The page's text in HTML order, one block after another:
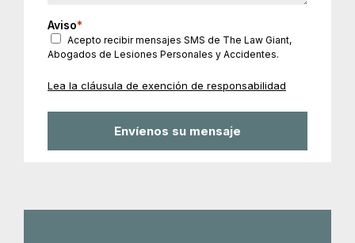
Aviso*
Acepto recibir mensajes SMS de The Law Giant,
Abogados de Lesiones Personales y Accidentes.
Lea la cláusula de exención de responsabilidad